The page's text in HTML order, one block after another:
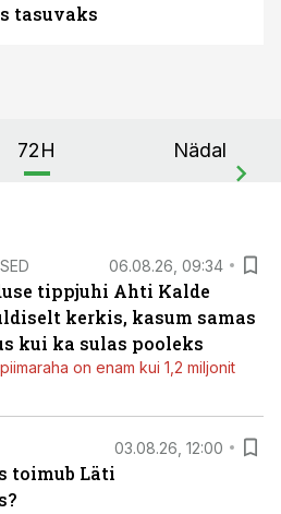
tasuvaks
72H Nädal
06.08.26, 09:34
tippjuhi Ahti Kalde
kerkis, kasum samas
kui ka sulas pooleks
on enam kui 1,2 miljonit
03.08.26, 12:00
toimub Läti